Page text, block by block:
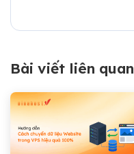
Bài viết liên quan